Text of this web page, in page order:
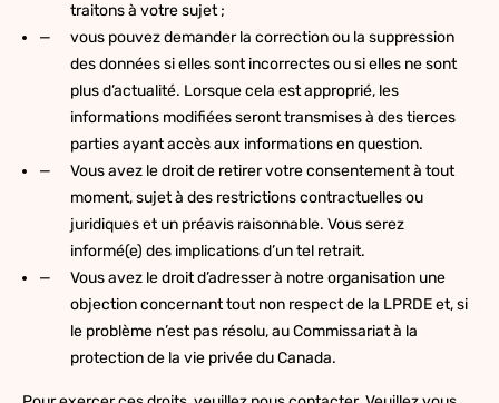
traitons à votre sujet ;
vous pouvez demander la correction ou la suppression
des données si elles sont incorrectes ou si elles ne sont
plus d’actualité. Lorsque cela est approprié, les
informations modifiées seront transmises à des tierces
parties ayant accès aux informations en question.
Vous avez le droit de retirer votre consentement à tout
moment, sujet à des restrictions contractuelles ou
juridiques et un préavis raisonnable. Vous serez
informé(e) des implications d’un tel retrait.
Vous avez le droit d’adresser à notre organisation une
objection concernant tout non respect de la LPRDE et, si
le problème n’est pas résolu, au Commissariat à la
protection de la vie privée du Canada.